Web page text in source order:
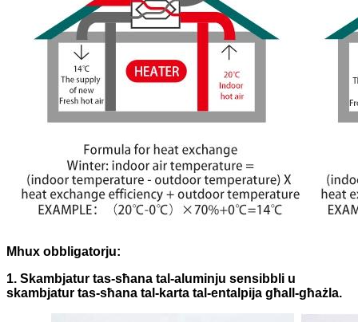
Mhux obbligatorju:
1. Skambjatur tas-sħana tal-aluminju sensibbli u
skambjatur tas-sħana tal-karta tal-entalpija għall-għażla.